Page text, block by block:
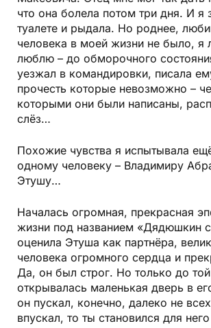
что она болела потом три дня. И я
туалете и рыдала. Но роднее,
человека в моей жизни не было, я
люблю – до обморочного
уезжал в командировки, писала
прочесть которые невозможно –
которыми они были написаны,
слёз…
Похожие чувства я испытывала
одному человеку – Владимиру
Этушу…
Началась огромная, прекрасная
жизни под названием «Дядюшкин
оценила Этуша как партнёра,
человека огромного сердца и
Да, он был строг. Но только до
открывалась маленькая дверь в
он пускал, конечно, далеко не
впускал, то ты становился для